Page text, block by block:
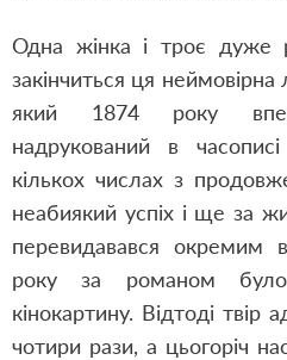
Одна жінка і троє дуже
закінчиться ця
який 1874 року
надрукований в
кількох числах з
неабиякий успіх і ще за
перевидавався
року за романом
кінокартину. Відтоді твір
чотири рази, а цьогоріч